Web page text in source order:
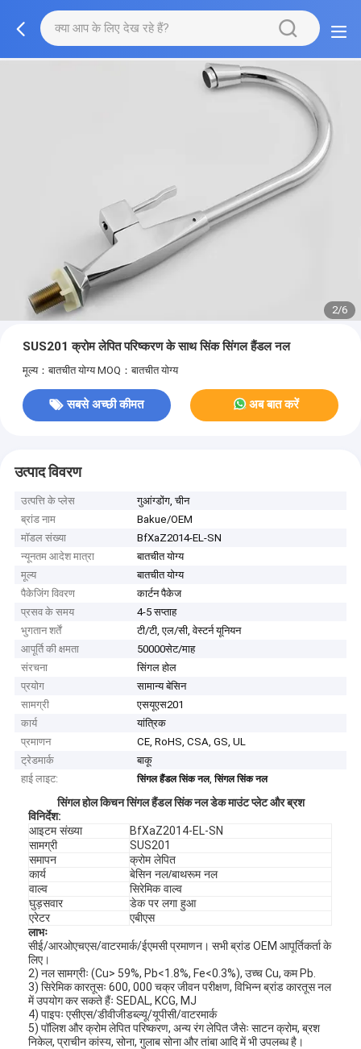
2/6
SUS201 क्रोम लेपित परिष्करण के साथ सिंक सिंगल हैंडल नल
मूल्य：बातचीत योग्य MOQ：बातचीत योग्य
सबसे अच्छी कीमत अब बात करें
उत्पाद विवरण
उत्पत्ति के प्लेस
गुआंग्डोंग, चीन
ब्रांड नाम
Bakue/OEM
मॉडल संख्या
BfXaZ2014-EL-SN
न्यूनतम आदेश मात्रा
बातचीत योग्य
मूल्य
बातचीत योग्य
पैकेजिंग विवरण
कार्टन पैकेज
प्रसव के समय
4-5 सप्ताह
भुगतान शर्तें
टी/टी, एल/सी, वेस्टर्न यूनियन
आपूर्ति की क्षमता
50000सेट/माह
संरचना
सिंगल होल
प्रयोग
सामान्य बेसिन
सामग्री
एसयूएस201
कार्य
यांत्रिक
प्रमाणन
CE, RoHS, CSA, GS, UL
ट्रेडमार्क
बाकू
हाई लाइट:
सिंगल हैंडल सिंक नल,सिंगल सिंक नल
सिंगल होल किचन सिंगल हैंडल सिंक नल डेक माउंट प्लेट और ब्रश
विनिर्देश:
आइटम संख्या
BfXaZ2014-EL-SN
सामग्री
SUS201
समापन
क्रोम लेपित
कार्य
बेसिन नल/बाथरूम नल
वाल्व
सिरेमिक वाल्व
घुड़सवार
डेक पर लगा हुआ
एरेटर
एबीएस
लाभः
सीई/आरओएचएस/वाटरमार्क/ईएमसी प्रमाणन। सभी ब्रांड OEM आपूर्तिकर्ता के
लिए।
2) नल सामग्रीः (Cu> 59%, Pb<1.8%, Fe<0.3%), उच्च Cu, कम Pb.
3) सिरेमिक कारतूसः 600, 000 चक्र जीवन परीक्षण, विभिन्न ब्रांड कारतूस नल
में उपयोग कर सकते हैंः SEDAL, KCG, MJ
4) पाइपः एसीएस/डीवीजीडब्ल्यू/यूपीसी/वाटरमार्क
5) पॉलिश और क्रोम लेपित परिष्करण, अन्य रंग लेपित जैसेः साटन क्रोम, ब्रश
निकेल, प्राचीन कांस्य, सोना, गुलाब सोना और तांबा आदि में भी उपलब्ध है।